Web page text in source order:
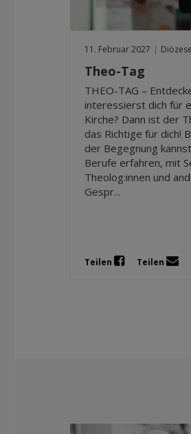
11. Februar 2027 |
Theo-Tag
THEO-TAG –
interessierst dich für
Kirche? Dann ist der
das Richtige für dich!
der Begegnung
Berufe erfahren, mit
Theolog:innen und
Gespr...
Teilen Teilen